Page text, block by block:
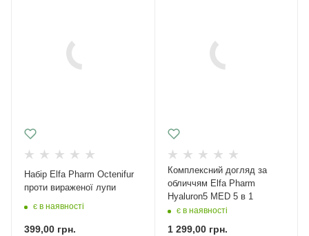
Набір Elfa Pharm Octenifur
проти вираженої лупи
є в наявності
399,00 грн.
Комплексний догляд за
обличчям Elfa Pharm
Hyaluron5 MED 5 в 1
є в наявності
1 299,00грн.